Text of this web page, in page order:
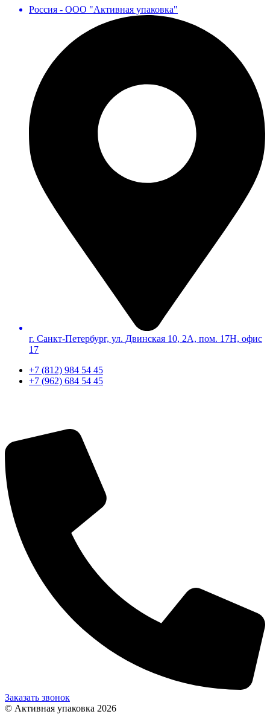
Россия - ООО "Активная упаковка"
г. Санкт-Петербург, ул. Двинская 10, 2А, пом. 17Н, офис
17
+7 (812) 984 54 45
+7 (962) 684 54 45
Заказать звонок
© Активная упаковка 2026